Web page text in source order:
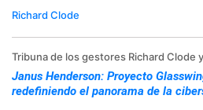
Richard Clode
Tribuna de los gestores Richard Clode
Janus Henderson: Proyecto
redefiniendo el panorama de la